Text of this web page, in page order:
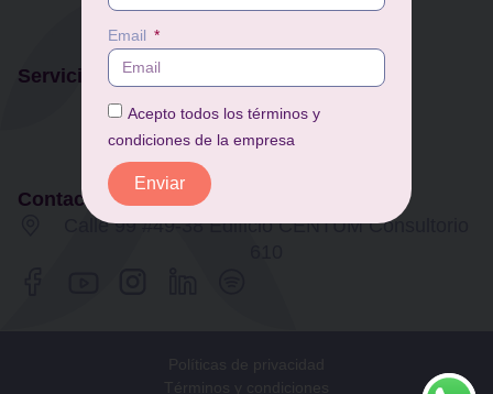
Agendar cita
Estado Financieros
Servicios
Trascender Corporativo
Neuropsicología
Sentido DBT
Contacto
Calle 99 #49-38 Edificio CENTUM Consultorio
Email
Acepto todos los términos y
condiciones de la empresa
Enviar